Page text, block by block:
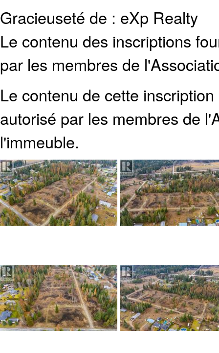
Gracieuseté de : eXp Realty
Le contenu des inscriptions
par les membres de
Le contenu de cette
autorisé par les membres de
l'immeuble.